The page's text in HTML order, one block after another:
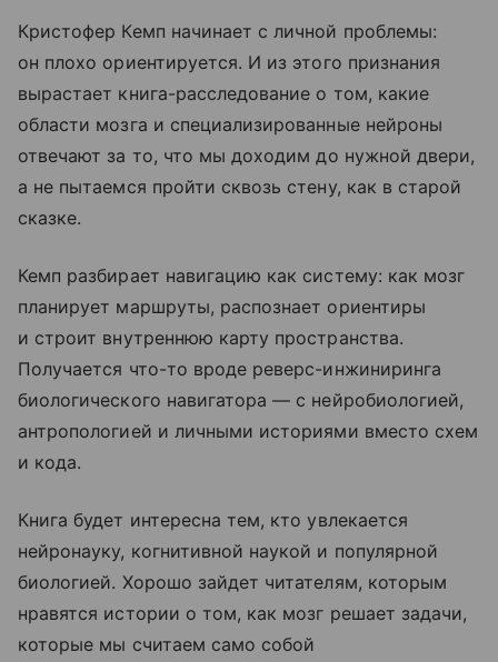
Кристофер Кемп начинает с личной проблемы:
он плохо ориентируется. И из этого признания
вырастает книга-расследование о том, какие
области мозга и специализированные нейроны
отвечают за то, что мы доходим до нужной двери,
а не пытаемся пройти сквозь стену, как в старой
сказке.
Кемп разбирает навигацию как систему: как мозг
планирует маршруты, распознает ориентиры
и строит внутреннюю карту пространства.
Получается что-то вроде реверс-инжиниринга
биологического навигатора — с нейробиологией,
антропологией и личными историями вместо схем
и кода.
Книга будет интересна тем, кто увлекается
нейронауку, когнитивной наукой и популярной
биологией. Хорошо зайдет читателям, которым
нравятся истории о том, как мозг решает задачи,
которые мы считаем само собой